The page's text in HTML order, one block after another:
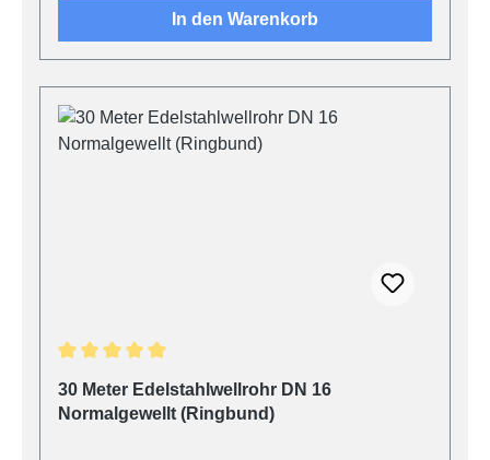
In den Warenkorb
30 Meter Edelstahlwellrohr DN 16
Normalgewellt (Ringbund)